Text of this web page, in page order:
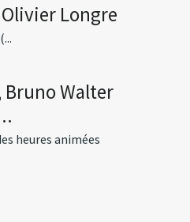
Longre
Walter
heures animées